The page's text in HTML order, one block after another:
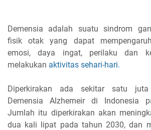
Demensia adalah suatu sindrom
fisik otak yang dapat
emosi, daya ingat, perilaku dan
melakukan aktivitas sehari-hari.
Diperkirakan ada sekitar satu
Demensia Alzhemeir di Indonesia
Jumlah itu diperkirakan akan
dua kali lipat pada tahun 2030, dan